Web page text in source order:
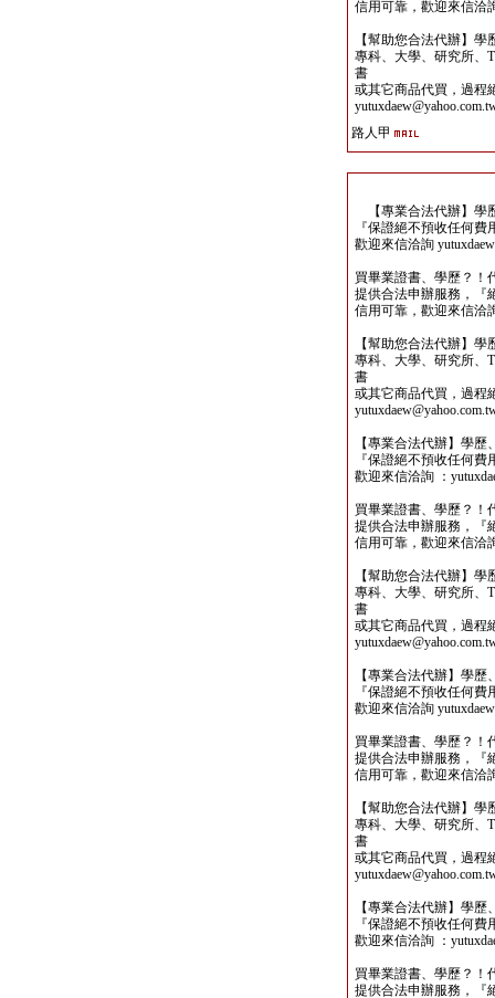
信用可靠，歡迎來信洽
【幫助您合法代辦】
專科、大學、研究所、
書
或其它商品代買，過程
路人甲
【專業合法代辦】學
『保證絕不預收任何
歡迎來信洽詢
買畢業證書、學歷？！
提供合法申辦服務，『
信用可靠，歡迎來信洽
【幫助您合法代辦】
專科、大學、研究所、
書
或其它商品代買，過程
【專業合法代辦】學
『保證絕不預收任何
歡迎來信洽詢 ：
買畢業證書、學歷？！
提供合法申辦服務，『
信用可靠，歡迎來信洽
【幫助您合法代辦】
專科、大學、研究所、
書
或其它商品代買，過程
【專業合法代辦】學
『保證絕不預收任何
歡迎來信洽詢
買畢業證書、學歷？！
提供合法申辦服務，『
信用可靠，歡迎來信洽
【幫助您合法代辦】
專科、大學、研究所、
書
或其它商品代買，過程
【專業合法代辦】學
『保證絕不預收任何
歡迎來信洽詢 ：
買畢業證書、學歷？！
提供合法申辦服務，『